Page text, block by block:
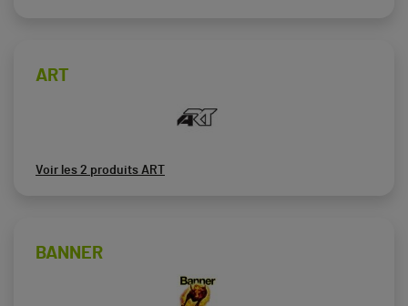
ART
Voir les 2 produits ART
BANNER